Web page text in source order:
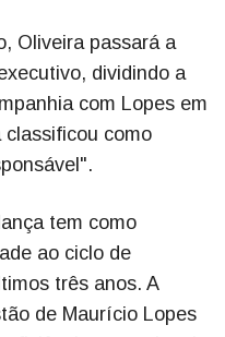
Oliveira passará a
dividindo a
com Lopes em
classificou como
tem como
ao ciclo de
três anos. A
de Maurício Lopes